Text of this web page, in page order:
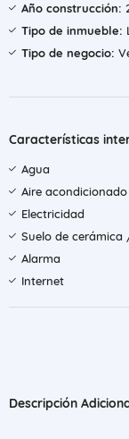
Año construcción:
Tipo de inmueble:
Tipo de negocio:
Características
Agua
Aire acondicionado
Electricidad
Suelo de
Alarma
Internet
Descripción